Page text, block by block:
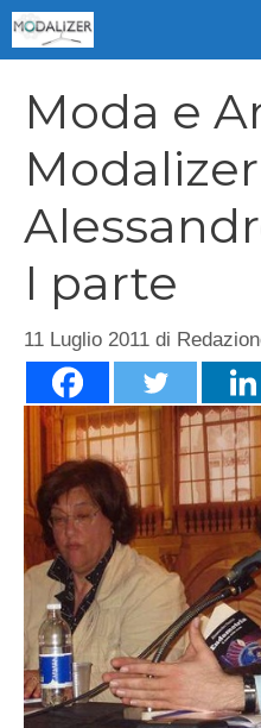
Vai
al
Moda e
I parte
11 Luglio 2011 di